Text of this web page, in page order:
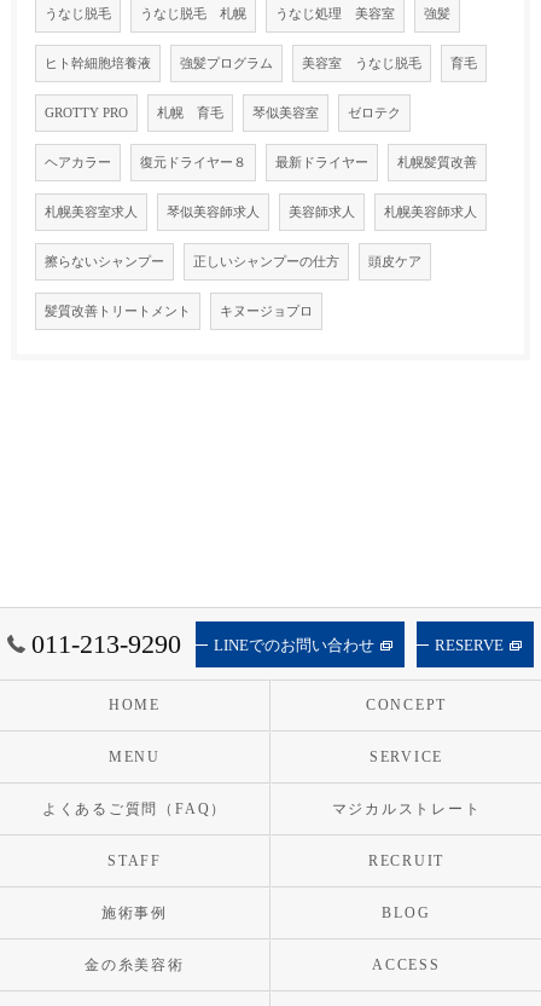
うなじ脱毛 うなじ脱毛 札幌 うなじ処理 美容室 強髪
ヒト幹細胞培養液 強髪プログラム 美容室 うなじ脱毛 育毛
GROTTY PRO 札幌 育毛 琴似美容室 ゼロテク
ヘアカラー 復元ドライヤー８ 最新ドライヤー 札幌髪質改善
札幌美容室求人 琴似美容師求人 美容師求人 札幌美容師求人
擦らないシャンプー 正しいシャンプーの仕方 頭皮ケア
髪質改善トリートメント キヌージョプロ
011-213-9290 LINEでのお問い合わせ RESERVE
HOME CONCEPT
MENU SERVICE
よくあるご質問（FAQ） マジカルストレート
STAFF RECRUIT
施術事例 BLOG
金の糸美容術 ACCESS